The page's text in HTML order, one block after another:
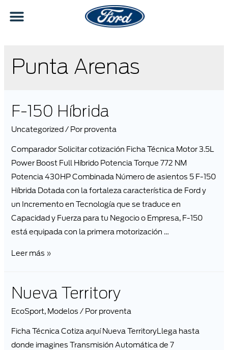
Punta Arenas
F-150 Híbrida
Uncategorized / Por proventa
Comparador Solicitar cotización Ficha Técnica Motor 3.5L
Power Boost Full Híbrido Potencia Torque 772 NM
Potencia 430HP Combinada Número de asientos 5 F-150
Híbrida Dotada con la fortaleza característica de Ford y
un Incremento en Tecnología que se traduce en
Capacidad y Fuerza para tu Negocio o Empresa, F-150
está equipada con la primera motorización …
Leer más »
Nueva Territory
EcoSport, Modelos / Por proventa
Ficha Técnica Cotiza aquí Nueva TerritoryLlega hasta
donde imagines Transmisión Automática de 7